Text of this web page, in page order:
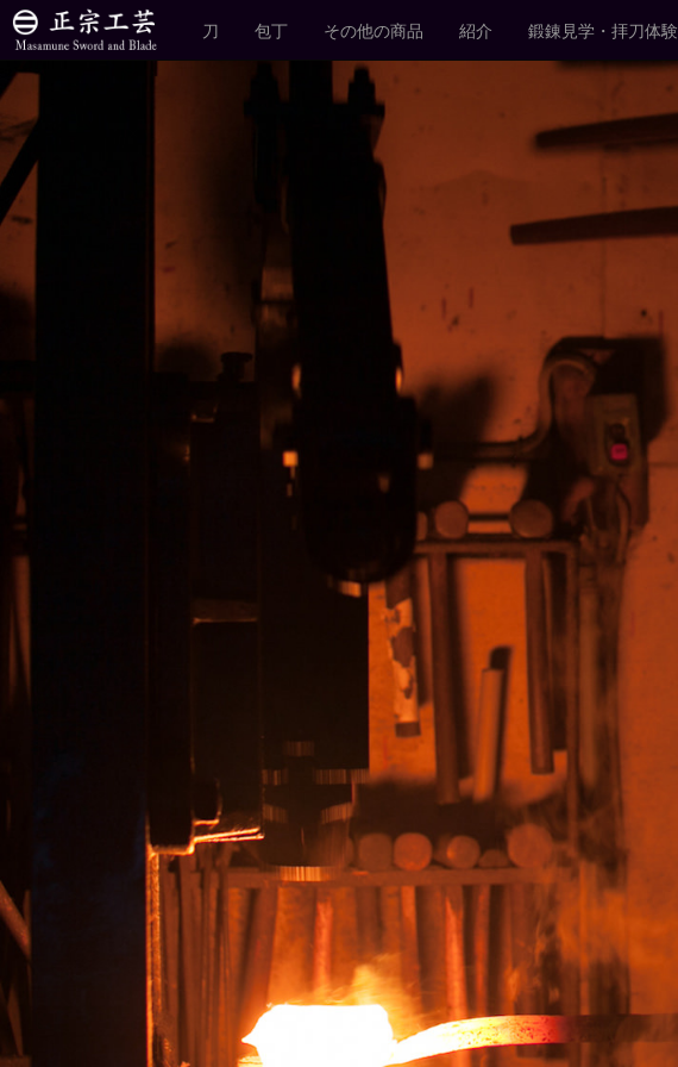
刀 包丁 その他の商品 紹介 鍛錬見学・拝刀体験